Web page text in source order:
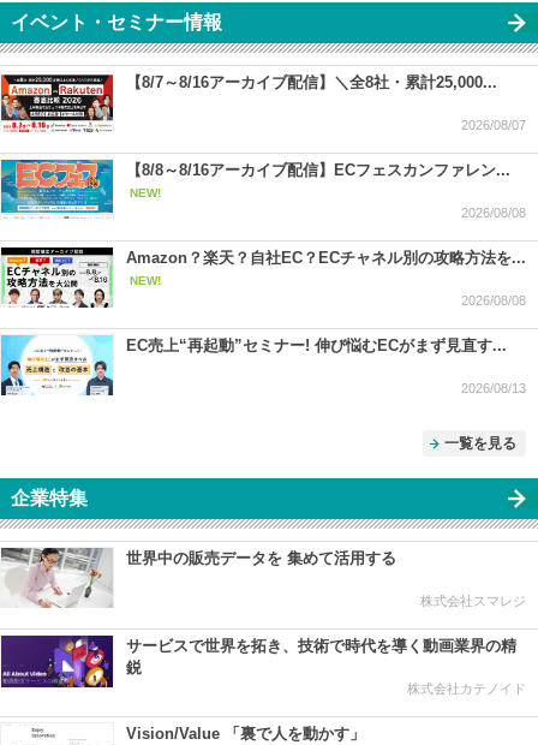
イベント・セミナー情報
【8/7～8/16アーカイブ配信】＼全8社・累計25,000...
2026/08/07
【8/8～8/16アーカイブ配信】ECフェスカンファレン...
NEW!
2026/08/08
Amazon？楽天？自社EC？ECチャネル別の攻略方法を...
NEW!
2026/08/08
EC売上“再起動”セミナー! 伸び悩むECがまず見直す...
2026/08/13
一覧を見る
企業特集
世界中の販売データを 集めて活用する
株式会社スマレジ
サービスで世界を拓き、技術で時代を導く動画業界の精
鋭
株式会社カテノイド
Vision/Value 「裏で人を動かす」